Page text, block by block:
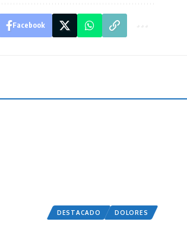
Facebook
DESTACADO DOLORES